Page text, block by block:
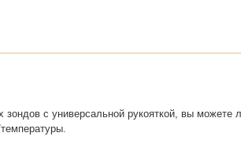
с универсальной рукояткой, вы можете